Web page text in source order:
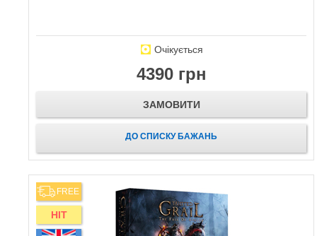
Очікується
4390 грн
ЗАМОВИТИ
ДО СПИСКУ БАЖАНЬ
FREE
HIT